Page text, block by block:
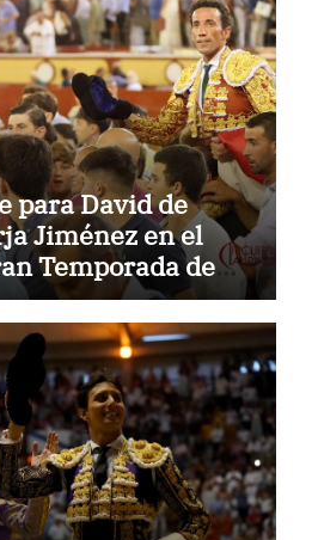
para David de
Jiménez en el
Temporada de